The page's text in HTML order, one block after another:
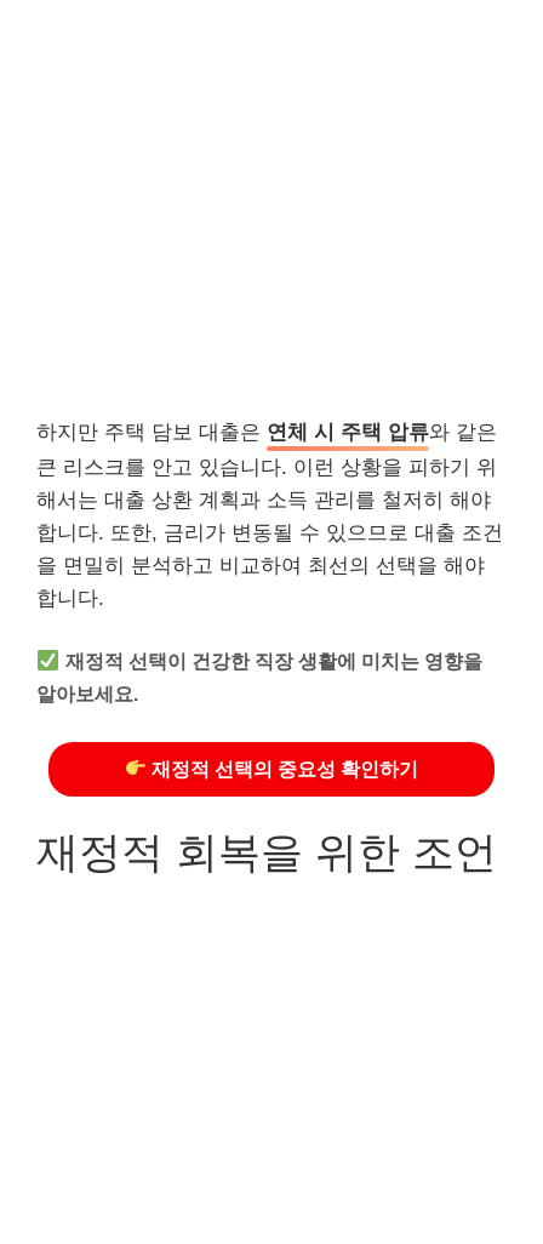
하지만 주택 담보 대출은 연체 시 주택 압류와 같은
큰 리스크를 안고 있습니다. 이런 상황을 피하기 위
해서는 대출 상환 계획과 소득 관리를 철저히 해야
합니다. 또한, 금리가 변동될 수 있으므로 대출 조건
을 면밀히 분석하고 비교하여 최선의 선택을 해야
합니다.
재정적 선택이 건강한 직장 생활에 미치는 영향을
알아보세요.
재정적 선택의 중요성 확인하기
재정적 회복을 위한 조언